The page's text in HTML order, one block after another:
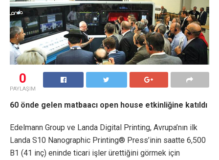
0
PAYLAŞIM
60 önde gelen matbaacı open house etkinliğine katıldı
Edelmann Group ve Landa Digital Printing, Avrupa’nın ilk
Landa S10 Nanographic Printing® Press’inin saatte 6,500
B1 (41 inç) eninde ticari işler ürettiğini görmek için